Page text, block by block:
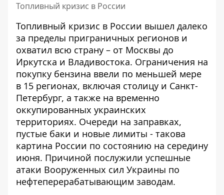
Топливный кризис в России
Топливный кризис в России вышел далеко
за пределы приграничных регионов и
охватил всю страну – от Москвы до
Иркутска и Владивостока. Ограничения на
покупку бензина ввели по меньшей мере
в 15 регионах, включая столицу и Санкт-
Петербург, а также на временно
оккупированных украинских
территориях. Очереди на заправках,
пустые баки и новые лимиты - такова
картина России по состоянию на середину
июня. Причиной послужили успешные
атаки Вооруженных сил Украины по
нефтеперерабатывающим заводам.